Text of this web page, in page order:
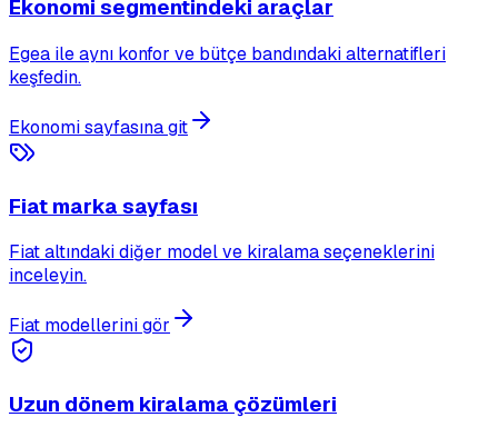
Ekonomi segmentindeki araçlar
Egea ile aynı konfor ve bütçe bandındaki alternatifleri
keşfedin.
Ekonomi sayfasına git
Fiat marka sayfası
Fiat altındaki diğer model ve kiralama seçeneklerini
inceleyin.
Fiat modellerini gör
Uzun dönem kiralama çözümleri